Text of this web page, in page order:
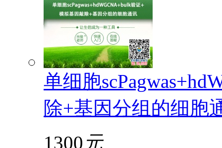
单细胞
除+基因分组的细胞
1300 元